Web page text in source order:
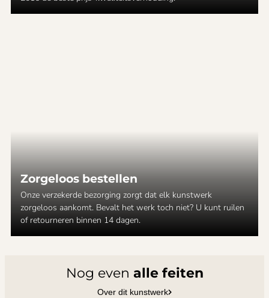
Zorgeloos bestellen
Onze verzekerde bezorging zorgt dat elk kunstwerk
zorgeloos aankomt. Bevalt het werk toch niet? U kunt ruilen
of retourneren binnen 14 dagen.
Nog even alle feiten
Over dit kunstwerk